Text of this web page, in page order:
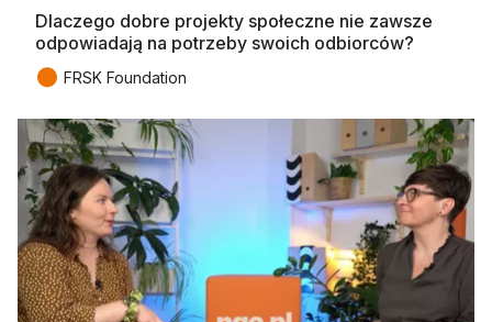
Dlaczego dobre projekty społeczne nie zawsze
odpowiadają na potrzeby swoich odbiorców?
● FRSK Foundation